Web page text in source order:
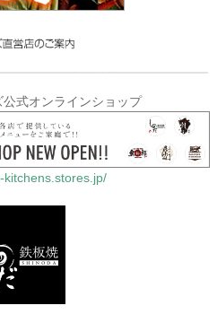
公式オンラインショップ
kitchens.stores.jp/